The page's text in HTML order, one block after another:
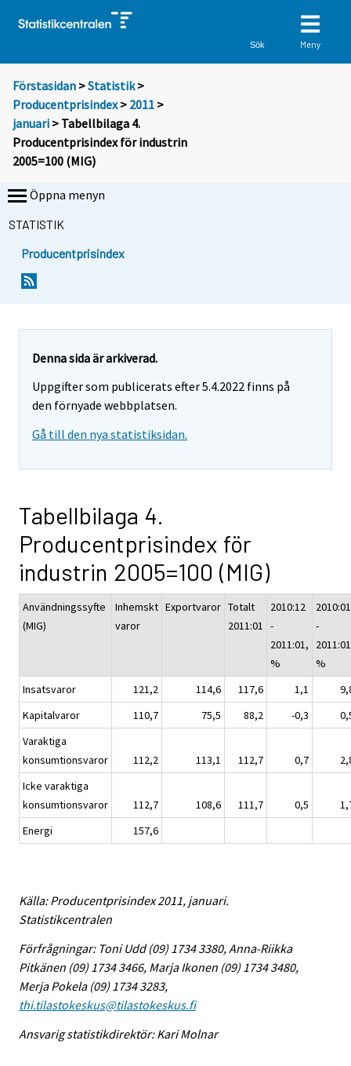
Sök Meny
Förstasidan >Statistik >
Producentprisindex> 2011 >
januari > Tabellbilaga 4.
Producentprisindex för industrin
2005=100 (MIG)
Öppna menyn
STATISTIK
Producentprisindex
Denna sida är arkiverad.
Uppgifter som publicerats efter 5.4.2022 finns på
den förnyade webbplatsen.
Gå till den nya statistiksidan.
Tabellbilaga 4.
Producentprisindex för
industrin 2005=100 (MIG)
Användningssyfte
(MIG)
Inhemskt
varor
Exportvaror Totalt
2011:01
2010:12
-
2011:01,
%
2010:01
-
%
Insatsvaror
121,2 114,6 117,6 1,1
Kapitalvaror
110,7 75,5 88,2 -0,3
Varaktiga
konsumtionsvaror
112,2 113,1 112,7 0,7
Icke varaktiga
konsumtionsvaror
112,7 108,6 111,7 0,5
Energi
157,6
Källa: Producentprisindex 2011, januari.
Statistikcentralen
Förfrågningar: Toni Udd (09) 1734 3380, Anna-Riikka
Pitkänen (09) 1734 3466, Marja Ikonen (09) 1734 3480,
Merja Pokela (09) 1734 3283,
thi.tilastokeskus@tilastokeskus.fi
Ansvarig statistikdirektör: Kari Molnar